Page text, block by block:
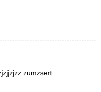
zumzsert